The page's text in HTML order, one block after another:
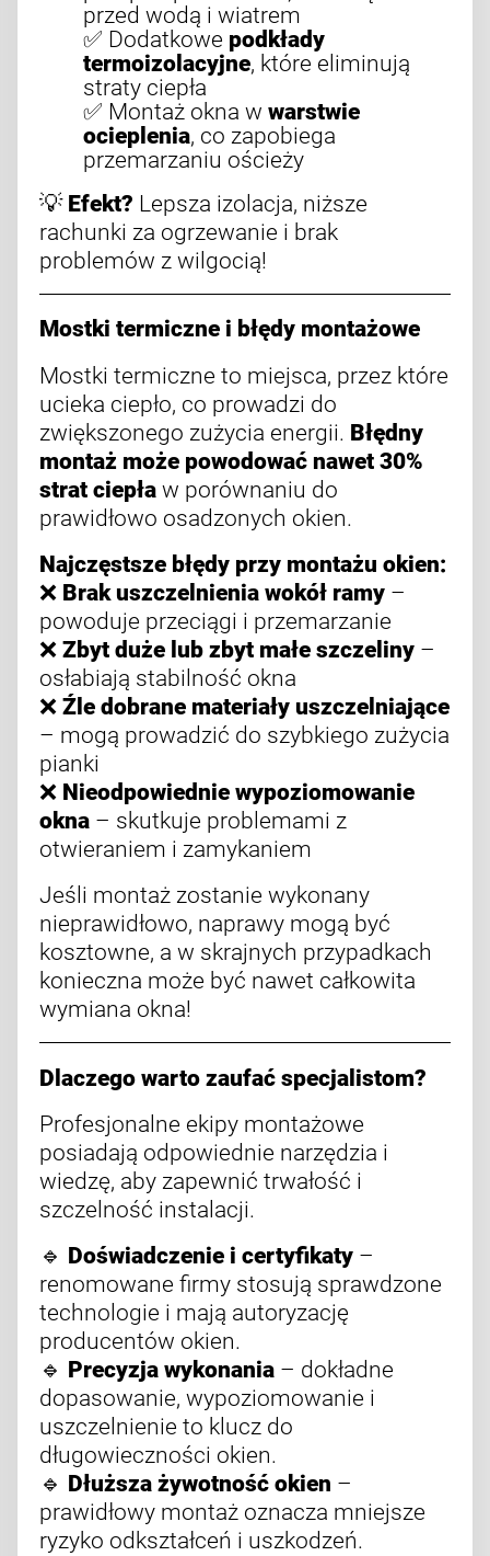
przed wodą i wiatrem
✅ Dodatkowe podkłady
termoizolacyjne, które eliminują
straty ciepła
✅ Montaż okna w warstwie
ocieplenia, co zapobiega
przemarzaniu ościeży
💡 Efekt? Lepsza izolacja, niższe
rachunki za ogrzewanie i brak
problemów z wilgocią!
Mostki termiczne i błędy montażowe
Mostki termiczne to miejsca, przez które
ucieka ciepło, co prowadzi do
zwiększonego zużycia energii. Błędny
montaż może powodować nawet 30%
strat ciepła w porównaniu do
prawidłowo osadzonych okien.
Najczęstsze błędy przy montażu okien:
❌ Brak uszczelnienia wokół ramy –
powoduje przeciągi i przemarzanie
❌ Zbyt duże lub zbyt małe szczeliny –
osłabiają stabilność okna
❌ Źle dobrane materiały uszczelniające
– mogą prowadzić do szybkiego zużycia
pianki
❌ Nieodpowiednie wypoziomowanie
okna – skutkuje problemami z
otwieraniem i zamykaniem
Jeśli montaż zostanie wykonany
nieprawidłowo, naprawy mogą być
kosztowne, a w skrajnych przypadkach
konieczna może być nawet całkowita
wymiana okna!
Dlaczego warto zaufać specjalistom?
Profesjonalne ekipy montażowe
posiadają odpowiednie narzędzia i
wiedzę, aby zapewnić trwałość i
szczelność instalacji.
🔹 Doświadczenie i certyfikaty –
renomowane firmy stosują sprawdzone
technologie i mają autoryzację
producentów okien.
🔹 Precyzja wykonania – dokładne
dopasowanie, wypoziomowanie i
uszczelnienie to klucz do
długowieczności okien.
🔹 Dłuższa żywotność okien –
prawidłowy montaż oznacza mniejsze
ryzyko odkształceń i uszkodzeń.